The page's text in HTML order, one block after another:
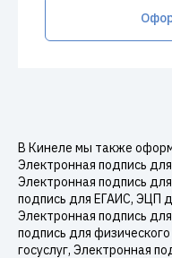
В Кинеле мы также
Электронная подпись
Электронная подпись
подпись для ЕГАИС, ЭЦП
Электронная подпись
подпись для
госуслуг, Электронная